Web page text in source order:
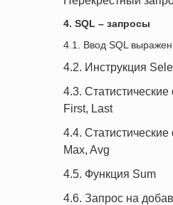
4. SQL – запросы
4.1. Ввод SQL
4.2. Инструкция
4.3.
First, Last
4.4.
Max, Avg
4.5. Функция Sum
4.6. Запрос на